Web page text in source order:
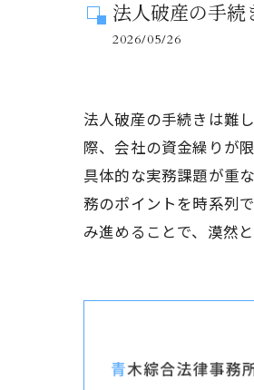
法人破産の手
2026/05/26
法人破産の手続きは難
際、会社の資金繰りが
具体的な実務課題が重
務のポイントを時系列
み進めることで、漠然